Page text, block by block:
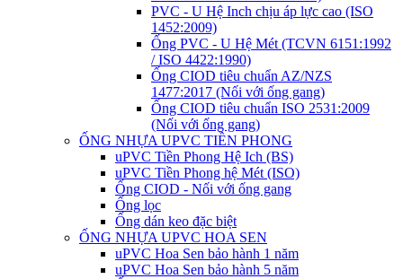
PVC - U Hệ Inch chịu áp lực cao (ISO
1452:2009)
Ống PVC - U Hệ Mét (TCVN 6151:1992
/ ISO 4422:1990)
Ống CIOD tiêu chuẩn AZ/NZS
1477:2017 (Nối với ống gang)
Ống CIOD tiêu chuẩn ISO 2531:2009
(Nối với ống gang)
ỐNG NHỰA UPVC TIỀN PHONG
uPVC Tiền Phong Hệ Ich (BS)
uPVC Tiền Phong hệ Mét (ISO)
Ống CIOD - Nối với ống gang
Ống lọc
Ống dán keo đặc biệt
ỐNG NHỰA UPVC HOA SEN
uPVC Hoa Sen bảo hành 1 năm
uPVC Hoa Sen bảo hành 5 năm